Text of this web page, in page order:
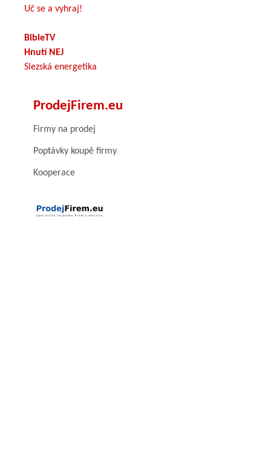
Uč se a vyhraj!
BibleTV
Hnutí NEJ
Slezská energetika
ProdejFirem.eu
Firmy na prodej
Poptávky koupě firmy
Kooperace